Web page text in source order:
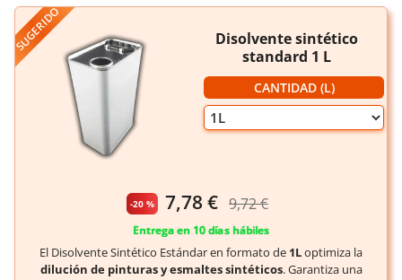
Disolvente sintético
standard 1 L
CANTIDAD (L)
SUGERIDO
-20 % 7,78 € 9,72 €
Entrega en 10 días hábiles
El Disolvente Sintético Estándar en formato de 1Loptimiza la
dilución de pinturas y esmaltes sintéticos. Garantiza una